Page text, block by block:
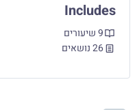
Includes
9 שיעורים
26 נושאים